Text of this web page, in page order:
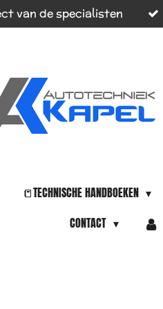
van de specialisten
📒TECHNISCHE HANDBOEKEN
CONTACT